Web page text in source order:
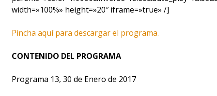
width=»100%» height=»20″ iframe=»true» /]
Pincha aquí para descargar el programa.
CONTENIDO DEL PROGRAMA
Programa 13, 30 de Enero de 2017